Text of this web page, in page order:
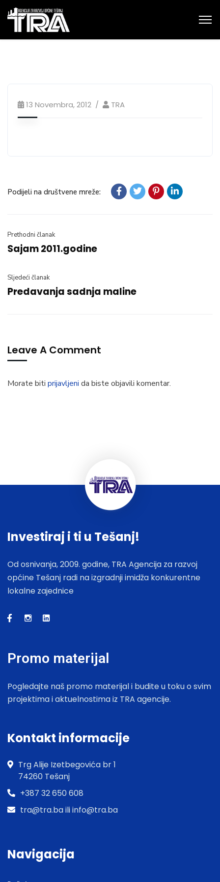
13 Novembra, 2012 TRA
Podijeli na društvene mreže:
Prethodni članak
Sajam 2011.godine
Sljedeći članak
Predavanja sadnja maline
Leave A Comment
Morate biti prijavljeni da biste objavili komentar.
Investiraj i ti u Tešanj!
Od osnivanja, 2009. godine, TRA Agencija za razvoj
općine Tešanj radi na izgradnji imidža konkurentne
lokalne zajednice
Promo materijal
Pogledajte naš promo materijal i budite u toku o svim
projektima i aktuelnostima iz TRA agencije.
Kontakt informacije
Trg Alije Izetbegovića br 1
74260 Tešanj
+387 32 650 608
tra@tra.ba ili info@tra.ba
Navigacija